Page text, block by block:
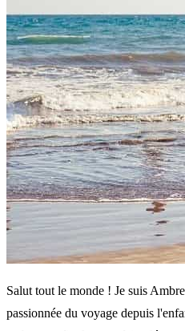
Salut tout le monde ! Je suis
passionnée du voyage depuis